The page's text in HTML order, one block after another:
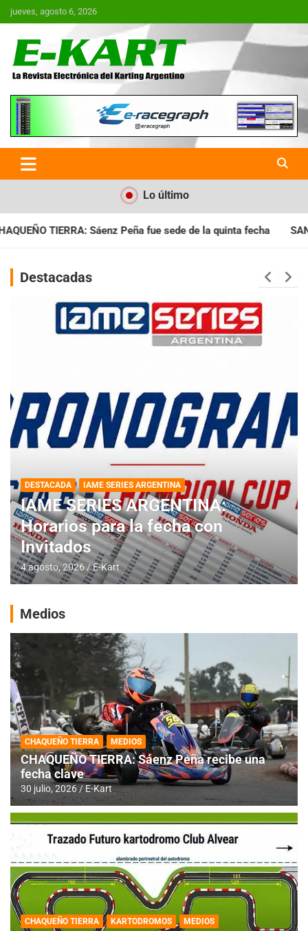
Saltar
al
jueves, agosto 6, 2026
E-Kart.com.ar | La Revista
Electrónica del Karting en
Argentina
Lo último
sede de la quinta fecha SANTIAGUEÑO: Se cumplió con la
Destacadas
DESTACADA IAME SERIES ARGENTINA
IAME SERIES ARGENTINA:
Horarios para la fecha con
Invitados
4 agosto, 2026 E-Kart
Medios
CHAQUEÑO TIERRA MEDIOS
CHAQUEÑO TIERRA: Sáenz Peña recibe una
fecha clave
30 julio, 2026 E-Kart
CHAQUEÑO TIERRA KARTODROMOS MEDIOS